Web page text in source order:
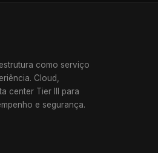
como serviço
Cloud,
center Tier III para
e segurança.